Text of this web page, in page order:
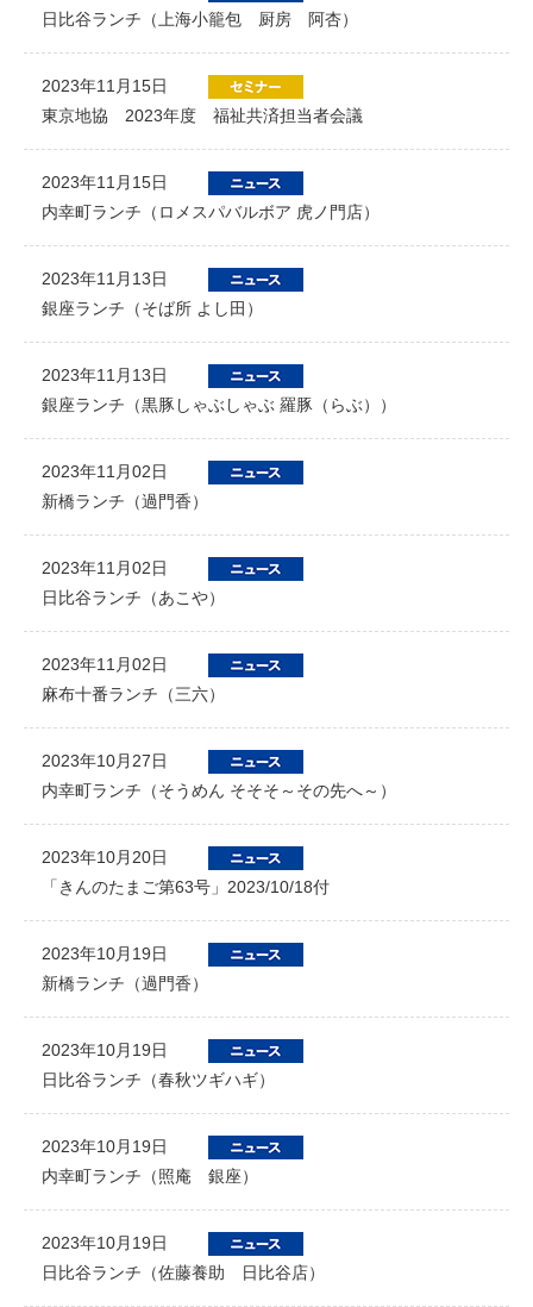
日比谷ランチ（上海小籠包 厨房 阿杏）
2023年11月15日
東京地協 2023年度 福祉共済担当者会議
2023年11月15日
内幸町ランチ（ロメスパバルボア 虎ノ門店）
2023年11月13日
銀座ランチ（そば所 よし田）
2023年11月13日
銀座ランチ（黒豚しゃぶしゃぶ 羅豚（らぶ））
2023年11月02日
新橋ランチ（過門香）
2023年11月02日
日比谷ランチ（あこや）
2023年11月02日
麻布十番ランチ（三六）
2023年10月27日
内幸町ランチ（そうめん そそそ～その先へ～）
2023年10月20日
「きんのたまご第63号」2023/10/18付
2023年10月19日
新橋ランチ（過門香）
2023年10月19日
日比谷ランチ（春秋ツギハギ）
2023年10月19日
内幸町ランチ（照庵 銀座）
2023年10月19日
日比谷ランチ（佐藤養助 日比谷店）